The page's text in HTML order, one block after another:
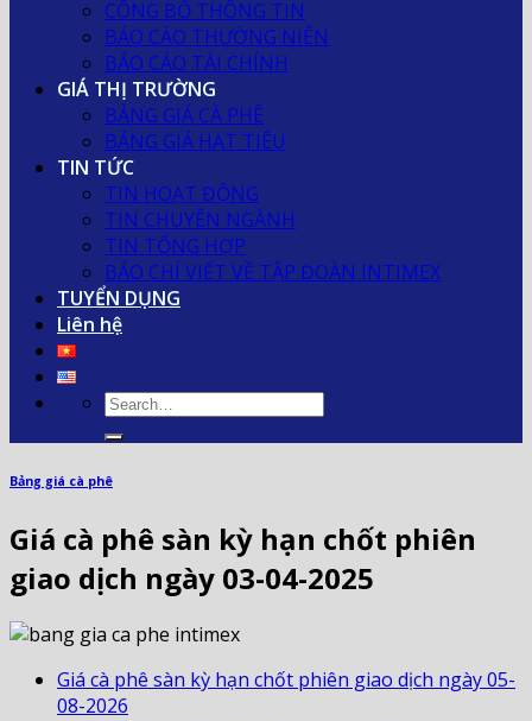
CÔNG BỐ THÔNG TIN
BÁO CÁO THƯỜNG NIÊN
BÁO CÁO TÀI CHÍNH
GIÁ THỊ TRƯỜNG
BẢNG GIÁ CÀ PHÊ
BẢNG GIÁ HẠT TIÊU
TIN TỨC
TIN HOẠT ĐỘNG
TIN CHUYÊN NGÀNH
TIN TỔNG HỢP
BÁO CHÍ VIẾT VỀ TẬP ĐOÀN INTIMEX
TUYỂN DỤNG
Liên hệ
Bảng giá cà phê
Giá cà phê sàn kỳ hạn chốt phiên
giao dịch ngày 03-04-2025
Giá cà phê sàn kỳ hạn chốt phiên giao dịch ngày 05-
08-2026